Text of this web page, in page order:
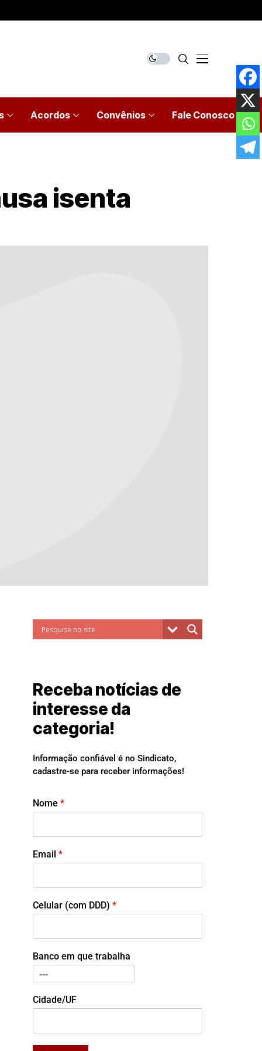
Acordos Convênios Fale Conosco
isenta
Receba notícias de
interesse da
categoria!
Informação confiável é no Sindicato,
cadastre-se para receber informações!
Nome *
Email *
Celular (com DDD) *
Banco em que trabalha
Cidade/UF